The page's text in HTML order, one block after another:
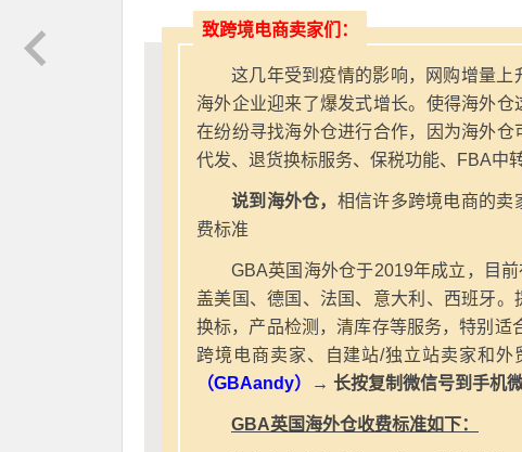
致跨境电商卖家们：
这几年受到疫情的影响，网购增量
海外企业迎来了爆发式增长。使得海外
在纷纷寻找海外仓进行合作，因为海外
代发、退货换标服务、保税功能、FBA中
说到海外仓， 相信许多跨境电商的卖
费标准
GBA英国海外仓于2019年成立，目
盖美国、德国、法国、意大利、西班牙
换标，产品检测，清库存等服务，特别
跨境电商卖家、自建站/独立站卖家和外
（GBAandy）
→ 长按复制微信号到手机
GBA英国海外仓收费标准如下：